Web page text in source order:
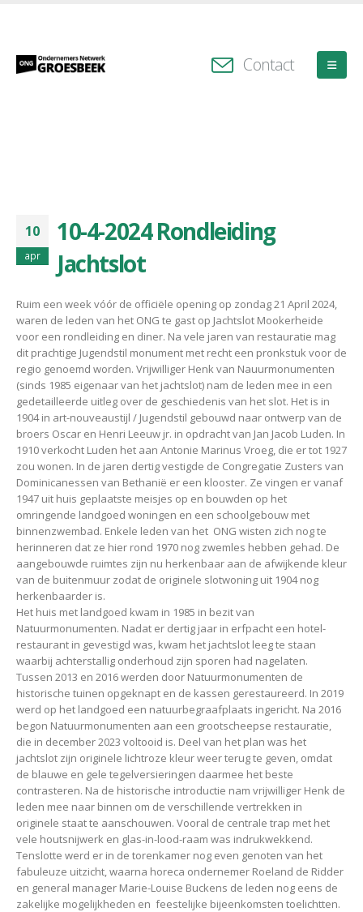
Contact
10
apr
10-4-2024 Rondleiding
Jachtslot
Ruim een week vóór de officiële opening op zondag 21 April 2024,
waren de leden van het ONG te gast op Jachtslot Mookerheide
voor een rondleiding en diner. Na vele jaren van restauratie mag
dit prachtige Jugendstil monument met recht een pronkstuk voor de
regio genoemd worden. Vrijwilliger Henk van Nauurmonumenten
(sinds 1985 eigenaar van het jachtslot) nam de leden mee in een
gedetailleerde uitleg over de geschiedenis van het slot. Het is in
1904 in art-nouveaustijl / Jugendstil gebouwd naar ontwerp van de
broers Oscar en Henri Leeuw jr. in opdracht van Jan Jacob Luden. In
1910 verkocht Luden het aan Antonie Marinus Vroeg, die er tot 1927
zou wonen. In de jaren dertig vestigde de Congregatie Zusters van
Dominicanessen van Bethanië er een klooster. Ze vingen er vanaf
1947 uit huis geplaatste meisjes op en bouwden op het
omringende landgoed woningen en een schoolgebouw met
binnenzwembad. Enkele leden van het ONG wisten zich nog te
herinneren dat ze hier rond 1970 nog zwemles hebben gehad. De
aangebouwde ruimtes zijn nu herkenbaar aan de afwijkende kleur
van de buitenmuur zodat de originele slotwoning uit 1904 nog
herkenbaarder is.
Het huis met landgoed kwam in 1985 in bezit van
Natuurmonumenten. Nadat er dertig jaar in erfpacht een hotel-
restaurant in gevestigd was, kwam het jachtslot leeg te staan
waarbij achterstallig onderhoud zijn sporen had nagelaten.
Tussen 2013 en 2016 werden door Natuurmonumenten de
historische tuinen opgeknapt en de kassen gerestaureerd. In 2019
werd op het landgoed een natuurbegraafplaats ingericht. Na 2016
begon Natuurmonumenten aan een grootscheepse restauratie,
die in december 2023 voltooid is. Deel van het plan was het
jachtslot zijn originele lichtroze kleur weer terug te geven, omdat
de blauwe en gele tegelversieringen daarmee het beste
contrasteren. Na de historische introductie nam vrijwilliger Henk de
leden mee naar binnen om de verschillende vertrekken in
originele staat te aanschouwen. Vooral de centrale trap met het
vele houtsnijwerk en glas-in-lood-raam was indrukwekkend.
Tenslotte werd er in de torenkamer nog even genoten van het
fabuleuze uitzicht, waarna horeca ondernemer Roeland de Ridder
en general manager Marie-Louise Buckens de leden nog eens de
zakelijke mogelijkheden en feestelijke bijeenkomsten toelichtten.